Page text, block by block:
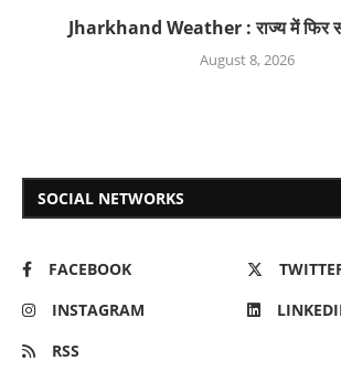
Jharkhand Weather : राज्य में फिर
August 8, 2026
SOCIAL NETWORKS
FACEBOOK
INSTAGRAM
RSS